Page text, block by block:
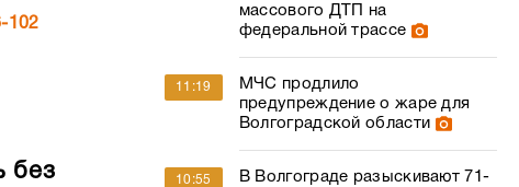
102
без
массового ДТП на
федеральной трассе
11:19
МЧС продлило
предупреждение о жаре для
Волгоградской области
10:55
В Волгограде разыскивают 71-